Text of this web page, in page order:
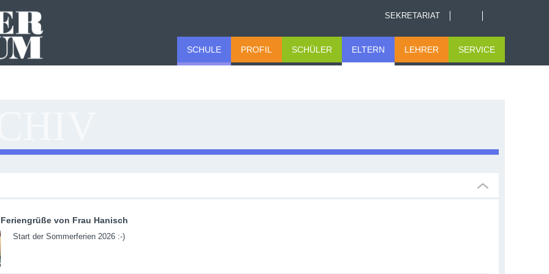
SEKRETARIAT
SCHULE PROFIL SCHÜLER ELTERN LEHRER SERVICE
Feriengrüße von Frau Hanisch
Start der Sommerferien 2026 :-)